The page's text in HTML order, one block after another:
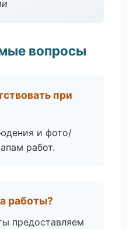
вопросы
при
и фото/
работ.
работы?
предоставляем